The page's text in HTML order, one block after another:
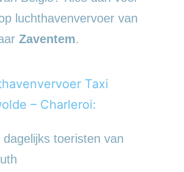
luchthavenvervoer van
Zaventem.
Taxi
– Charleroi:
toeristen van